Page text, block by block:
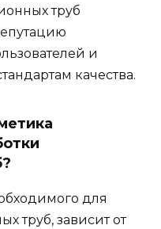
труб
и
качества.
для
труб, зависит от